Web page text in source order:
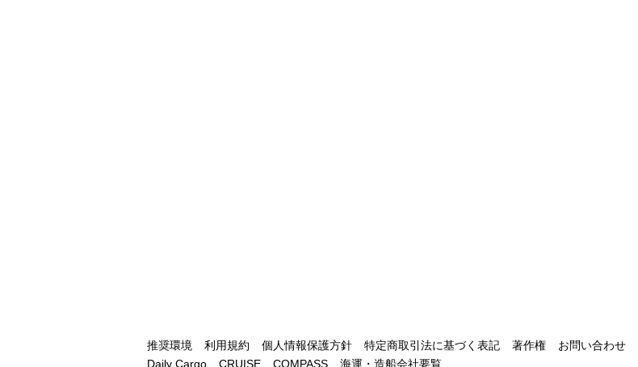
推奨環境 利用規約 個人情報保護方針 特定商取引法に基づく表記 著作権 お問い合わせ
Daily Cargo
CRUISE COMPASS 海運・造船会社要覧